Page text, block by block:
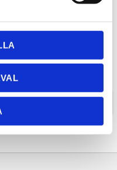
Snedskuret hörn
Snedskuret hörn görs enligt
570,00